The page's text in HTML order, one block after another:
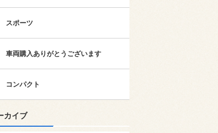
スポーツ
車両購入ありがとうございます
コンパクト
カイブ